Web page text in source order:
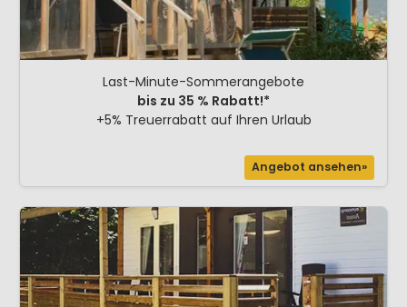
Last-Minute-Sommerangebote
bis zu 35 % Rabatt!*
+5% Treuerrabatt auf Ihren Urlaub
Angebot ansehen»